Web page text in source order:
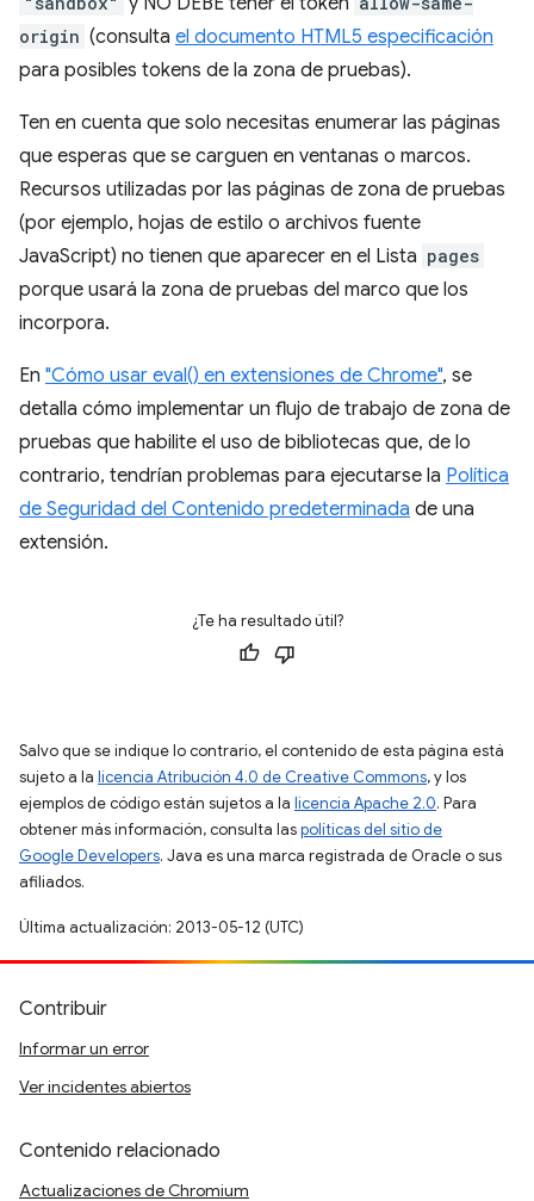
origin (consulta el documento HTML5 especificación
para posibles tokens de la zona de pruebas).
Ten en cuenta que solo necesitas enumerar las páginas
que esperas que se carguen en ventanas o marcos.
Recursos utilizadas por las páginas de zona de pruebas
(por ejemplo, hojas de estilo o archivos fuente
JavaScript) no tienen que aparecer en el Lista pages
porque usará la zona de pruebas del marco que los
incorpora.
En "Cómo usar eval() en extensiones de Chrome", se
detalla cómo implementar un flujo de trabajo de zona de
pruebas que habilite el uso de bibliotecas que, de lo
contrario, tendrían problemas para ejecutarse la Política
de Seguridad del Contenido predeterminada de una
extensión.
¿Te ha resultado útil?
Salvo que se indique lo contrario, el contenido de esta página está
sujeto a la licencia Atribución 4.0 de Creative Commons, y los
ejemplos de código están sujetos a la licencia Apache 2.0. Para
obtener más información, consulta laspolíticas del sitio de
Google Developers. Java es una marca registrada de Oracle o sus
afiliados.
Última actualización: 2013-05-12 (UTC)
Contribuir
Informar un error
Ver incidentes abiertos
Contenido relacionado
Actualizaciones de Chromium